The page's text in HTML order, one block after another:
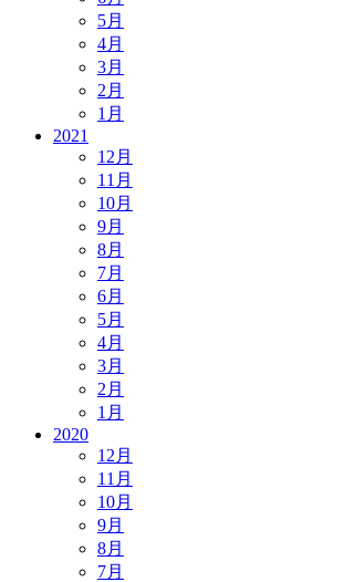
5月
4月
3月
2月
1月
2021
12月
11月
10月
9月
8月
7月
6月
5月
4月
3月
2月
1月
2020
12月
11月
10月
9月
8月
7月